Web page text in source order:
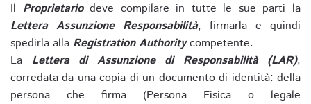
Il Proprietariodeve compilare in tutte le sue parti la
Lettera Assunzione Responsabilità, firmarla e quindi
spedirla alla Registration Authoritycompetente.
La Lettera di Assunzione di Responsabilità (LAR),
corredata da una copia di un documento di identità: della
persona che firma (Persona Fisica o legale